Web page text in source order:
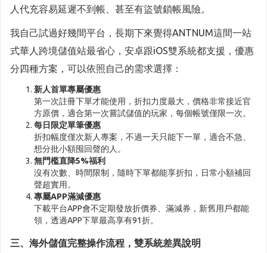
人代充容易延遲不到帳、甚至有盜號鎖帳風險。
我自己試過好幾間平台，長期下來覺得ANTNUM這間一站
式華人跨境儲值站最省心，安卓跟iOS雙系統都支援，優惠
分四種方案，可以依照自己的需求選擇：
新人首單專屬優惠
第一次註冊下單才能使用，折扣力度最大，價格非常接近官
方原價，適合第一次嘗試儲值的玩家，每個帳號僅限一次。
每日限定單筆優惠
折扣幅度僅次新人專案，不過一天只能下一單，適合不急、
想分批小額囤回聲的人。
無門檻直降5%福利
沒有次數、時間限制，隨時下單都能享折扣，日常小額補回
聲超實用。
專屬APP滿減優惠
下載平台APP會不定期發放折價券、滿減券，新舊用戶都能
領，透過APP下單最高享有91折。
三、海外儲值完整操作流程，雙系統差異說明